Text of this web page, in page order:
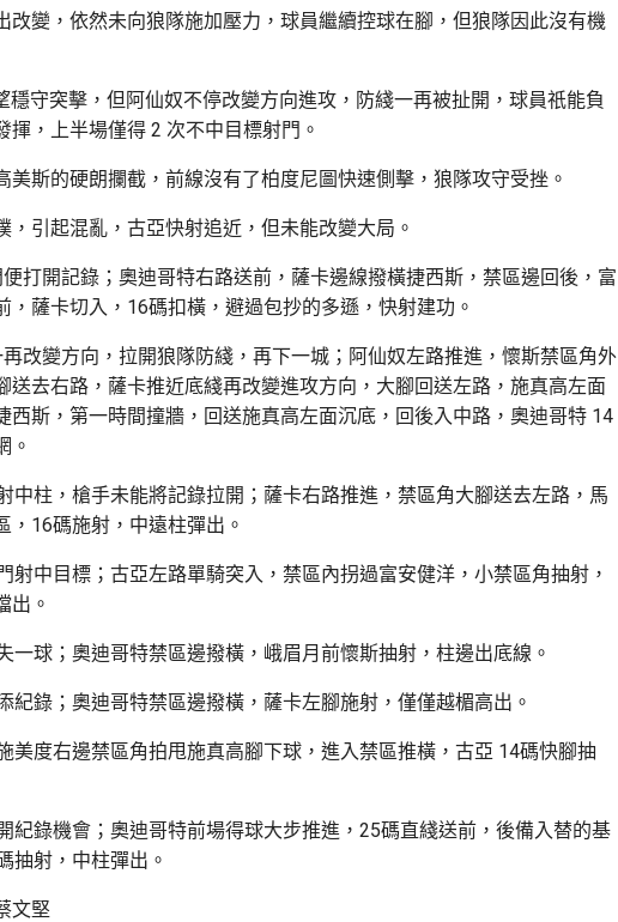
改變，依然未向狼隊施加壓力，球員繼續控球在腳，但狼隊因此沒有機
穩守突擊，但阿仙奴不停改變方向進攻，防綫一再被扯開，球員祇能負
揮，上半場僅得 2 次不中目標射門。
美斯的硬朗攔截，前線沒有了柏度尼圖快速側擊，狼隊攻守受挫。
，引起混亂，古亞快射追近，但未能改變大局。
打開記錄；奧迪哥特右路送前，薩卡邊線撥橫捷西斯，禁區邊回後，富
，薩卡切入，16碼扣橫，避過包抄的多遜，快射建功。
改變方向，拉開狼隊防綫，再下一城；阿仙奴左路推進，懷斯禁區角外
送去右路，薩卡推近底綫再改變進攻方向，大腳回送左路，施真高左面
西斯，第一時間撞牆，回送施真高左面沉底，回後入中路，奧迪哥特 14
。
中柱，槍手未能將記錄拉開；薩卡右路推進，禁區角大腳送去左路，馬
，16碼施射，中遠柱彈出。
射中目標；古亞左路單騎突入，禁區內拐過富安健洋，小禁區角抽射，
出。
一球；奧迪哥特禁區邊撥橫，峨眉月前懷斯抽射，柱邊出底線。
紀錄；奧迪哥特禁區邊撥橫，薩卡左腳施射，僅僅越楣高出。
美度右邊禁區角拍甩施真高腳下球，進入禁區推橫，古亞 14碼快腳抽
紀錄機會；奧迪哥特前場得球大步推進，25碼直綫送前，後備入替的基
抽射，中柱彈出。
文堅